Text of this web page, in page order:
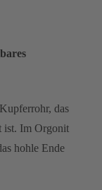
das
ist. Im Orgonit
hohle Ende